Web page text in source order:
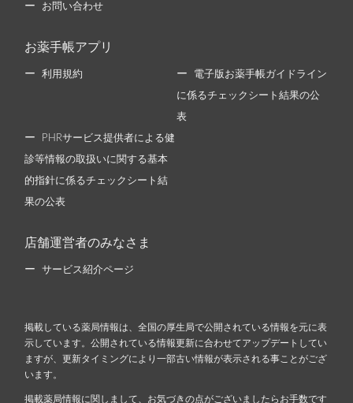
お問い合わせ
お薬手帳アプリ
利用規約 電子版お薬手帳ガイドライン
に係るチェックシート結果の公
表
PHRサービス提供者による健
診等情報の取扱いに関する基本
的指針に係るチェックシート結
果の公表
店舗運営者のみなさま
サービス紹介ページ
掲載している薬局情報は、全国の厚生局で公開されている情報を元に表
示しています。公開されている情報更新に合わせてアップデートしてい
ますが、更新タイミングにより一部古い情報が表示される事ことがござ
います。
掲載薬局情報に関しまして、お気づきの点がございましたらお手数です